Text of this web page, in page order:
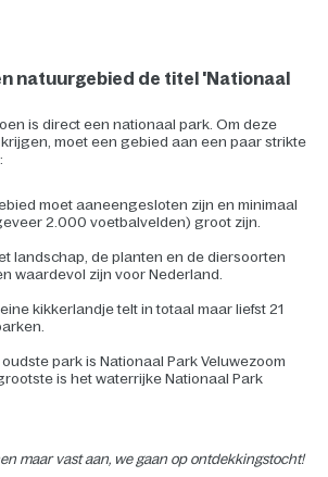
natuurgebied de titel 'Nationaal
is direct een nationaal park. Om deze
moet een gebied aan een paar strikte
moet aaneengesloten zijn en minimaal
2.000 voetbalvelden) groot zijn.
landschap, de planten en de diersoorten
waardevol zijn voor Nederland.
kikkerlandje telt in totaal maar liefst 21
oudste park is Nationaal Park Veluwezoom
is het waterrijke Nationaal Park
maar vast aan, we gaan op ontdekkingstocht!